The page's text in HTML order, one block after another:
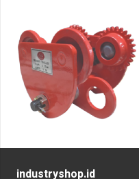
industryshop.id